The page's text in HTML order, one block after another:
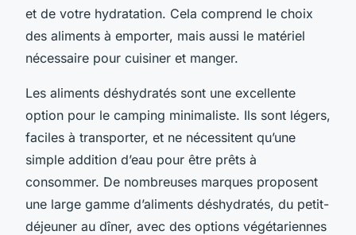
et de votre hydratation. Cela comprend le choix
des aliments à emporter, mais aussi le matériel
nécessaire pour cuisiner et manger.
Les aliments déshydratés sont une excellente
option pour le camping minimaliste. Ils sont légers,
faciles à transporter, et ne nécessitent qu’une
simple addition d’eau pour être prêts à
consommer. De nombreuses marques proposent
une large gamme d’aliments déshydratés, du petit-
déjeuner au dîner, avec des options végétariennes